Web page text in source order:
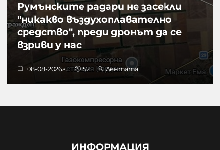
Румънските радари не засекли
"никакво въздухоплавателно
средство", преди дронът да се
взриви у нас
08-08-2026г. 52 Лентата
ИНФОРМАЦИЯ